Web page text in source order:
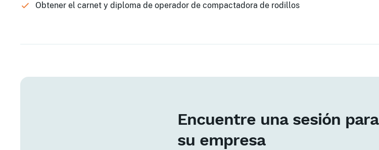
Obtener el carnet y diploma de operador de compactadora de rodillos
Encuentre una sesión para
su empresa